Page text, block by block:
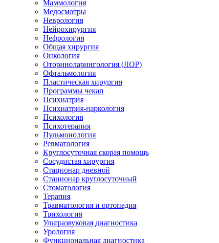
Маммология
Медосмотры
Неврология
Нейрохирургия
Нефрология
Общая хирургия
Онкология
Оториноларингология (ЛОР)
Офтальмология
Пластическая хирургия
Программы чекап
Психиатрия
Психиатрия-наркология
Психология
Психотерапия
Пульмонология
Ревматология
Круглосуточная скорая помощь
Сосудистая хирургия
Стационар дневной
Стационар круглосуточный
Стоматология
Терапия
Травматология и ортопедия
Трихология
Ультразвуковая диагностика
Урология
Функциональная диагностика